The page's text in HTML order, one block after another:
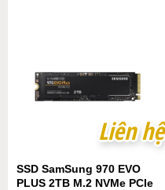
Liên hệ
Liên hệ
SSD SamSung 970 EVO
PLUS 2TB M.2 NVMe PCIe